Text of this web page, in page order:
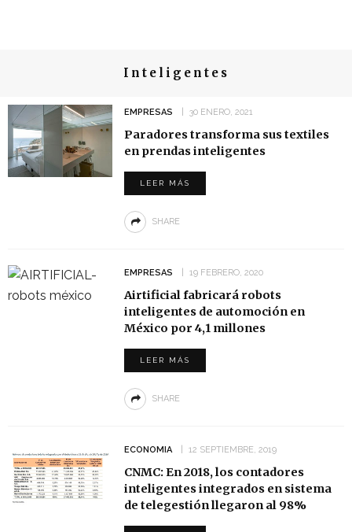
Inteligentes
EMPRESAS 30 ENERO, 2021
Paradores transforma sus textiles
en prendas inteligentes
LEER MÁS
SHARE
EMPRESAS 19 FEBRERO, 2020
Airtificial fabricará robots
inteligentes de automoción en
México por 4,1 millones
LEER MÁS
SHARE
ECONOMIA 12 SEPTIEMBRE, 2019
CNMC: En 2018, los contadores
inteligentes integrados en sistema
de telegestión llegaron al 98%